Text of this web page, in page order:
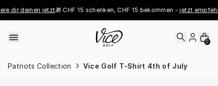
dir deinen jetzt🎁 CHF 15 schenken, CHF 15 bekommen - jetzt
0
Patriots Collection Vice Golf T-Shirt 4th of July